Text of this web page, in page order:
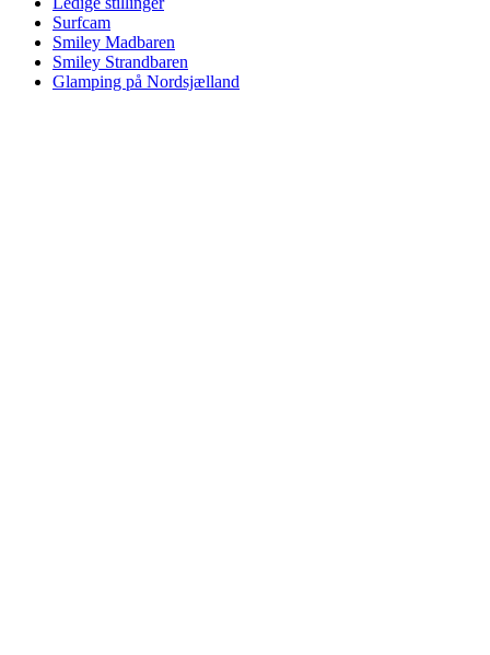
Surfcam
Smiley Madbaren
Smiley Strandbaren
Glamping på Nordsjælland